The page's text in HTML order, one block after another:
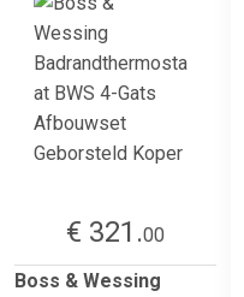
€ 321.00
Boss & Wessing